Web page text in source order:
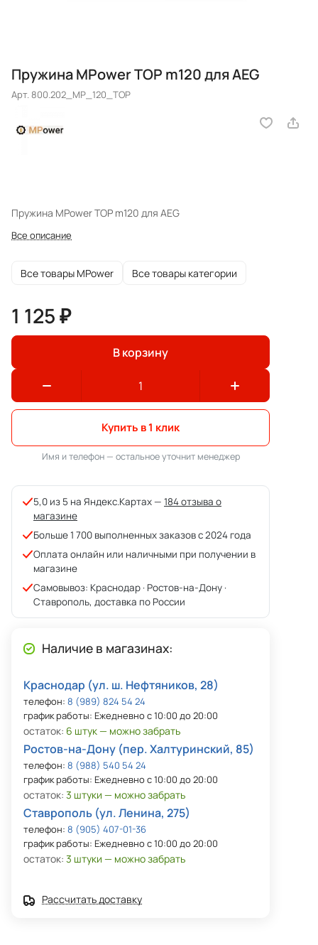
Пружина MPower TOP m120 для AEG
Арт.800.202_MP_120_TOP
Пружина MPower TOP m120 для AEG
Все описание
Все товары MPower Все товары категории
1 125 ₽
В корзину
Купить в 1 клик
Имя и телефон — остальное уточнит менеджер
5,0 из 5 на Яндекс.Картах — 184 отзыва о
магазине
Больше 1 700 выполненных заказов с 2024 года
Оплата онлайн или наличными при получении в
магазине
Самовывоз: Краснодар · Ростов-на-Дону ·
Ставрополь, доставка по России
Наличие в магазинах:
Краснодар (ул. ш. Нефтяников, 28)
телефон: 8 (989) 824 54 24
график работы: Ежедневно с 10:00 до 20:00
остаток: 6 штук — можно забрать
Ростов-на-Дону (пер. Халтуринский, 85)
телефон: 8 (988) 540 54 24
график работы: Ежедневно с 10:00 до 20:00
остаток: 3 штуки — можно забрать
Ставрополь (ул. Ленина, 275)
телефон: 8 (905) 407-01-36
график работы: Ежедневно с 10:00 до 20:00
остаток: 3 штуки — можно забрать
Рассчитать доставку